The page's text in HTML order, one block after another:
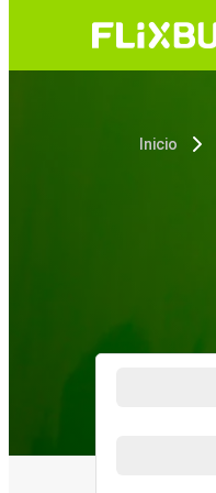
Inicio